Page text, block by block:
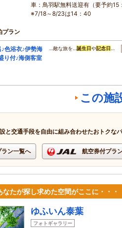
車：鳥羽駅無料送迎有（要予約
※7/18～8/23は14：40
プラン
色浴衣♪伊勢海
り付♪海側客室
…敵な旅を… 誕生日や記念日 …
この施
と交通手段を自由に組み合わせたおトクな
ン一覧へ 航空券付プラ
たが探し求めた空間がここに・・・
ゆふいん泰葉
フォトギャラリー